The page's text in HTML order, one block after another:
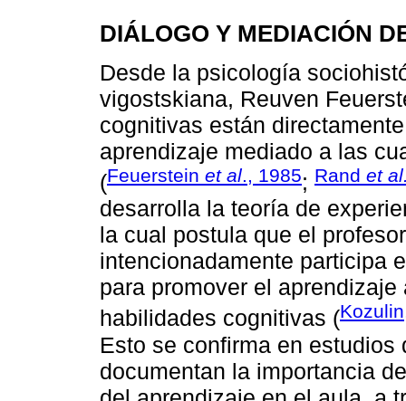
DIÁLOGO Y MEDIACIÓN
Desde la psicología
vigostskiana, Reuven
cognitivas están
aprendizaje mediado a las
(Feuerstein et al., 1985; Rand et
desarrolla la teoría de
la cual postula que el
intencionadamente participa
para promover el
habilidades cognitivas (
Esto se confirma en
documentan la importancia